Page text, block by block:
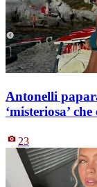
Antonelli
‘misteriosa’
23